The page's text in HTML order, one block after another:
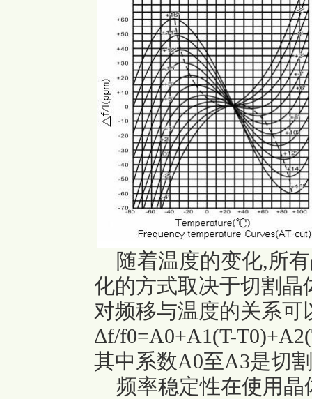
随着温度的变化,所有
化的方式取决于切割晶
对频移与温度的关系可
Δf/f0=A0+A1(T-
其中系数A0至A3是切
频率稳定性在使用晶